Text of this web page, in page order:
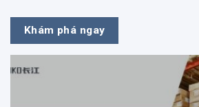
Khám phá ngay